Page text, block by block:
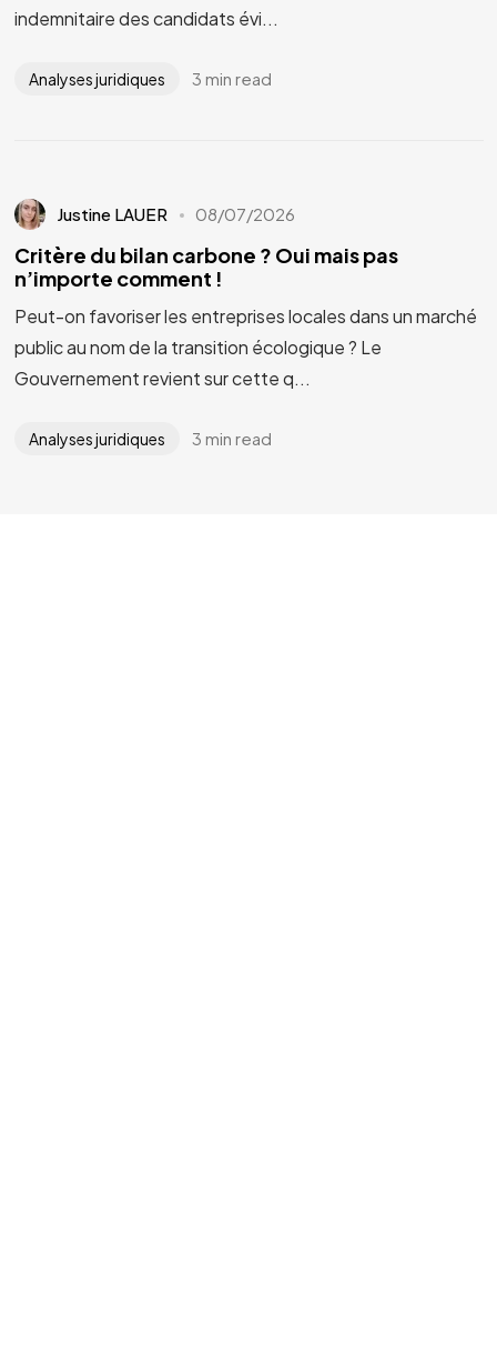
indemnitaire des candidats évi...
Analyses juridiques 3 min read
Justine LAUER 08/07/2026
Critère du bilan carbone ? Oui mais pas
n’importe comment !
Peut-on favoriser les entreprises locales dans un marché
public au nom de la transition écologique ? Le
Gouvernement revient sur cette q...
Analyses juridiques 3 min read